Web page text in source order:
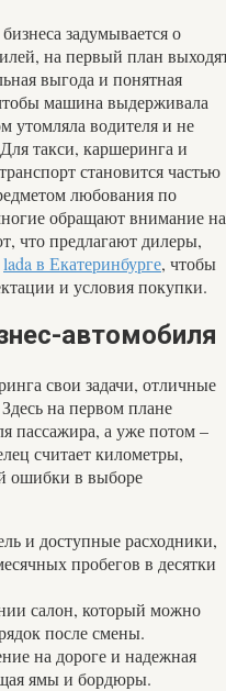
задумывается о
на первый план
выгода и понятная
машина выдерживала
утомляла водителя и не
такси, каршеринга и
становится частью
любования по
обращают внимание на
что предлагают дилеры,
lada в Екатеринбурге, чтобы
и условия покупки.
автомобиля
свои задачи, отличные
на первом плане
пассажира, а уже потом –
считает километры,
ошибки в выборе
и доступные расходники,
пробегов в десятки
салон, который можно
после смены.
на дороге и надежная
ямы и бордюры.